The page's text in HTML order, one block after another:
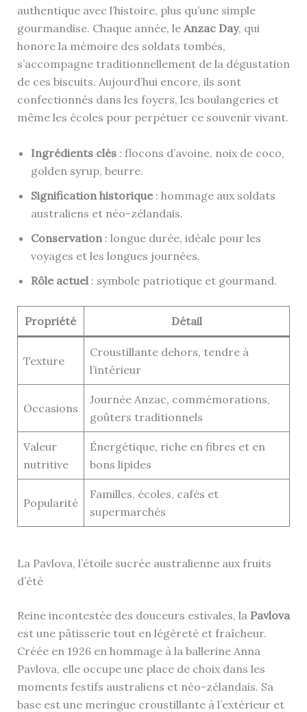
authentique avec l’histoire, plus qu’une simple
gourmandise. Chaque année, le Anzac Day, qui
honore la mémoire des soldats tombés,
s’accompagne traditionnellement de la dégustation
de ces biscuits. Aujourd’hui encore, ils sont
confectionnés dans les foyers, les boulangeries et
même les écoles pour perpétuer ce souvenir vivant.
Ingrédients clés: flocons d’avoine, noix de coco,
golden syrup, beurre.
Signification historique: hommage aux soldats
australiens et néo-zélandais.
Conservation: longue durée, idéale pour les
voyages et les longues journées.
Rôle actuel: symbole patriotique et gourmand.
Propriété Détail
Texture
Croustillante dehors, tendre à
l’intérieur
Occasions
Journée Anzac, commémorations,
goûters traditionnels
Valeur
nutritive
Énergétique, riche en fibres et en
bons lipides
Popularité
Familles, écoles, cafés et
supermarchés
La Pavlova, l’étoile sucrée australienne aux fruits
d’été
Reine incontestée des douceurs estivales, la Pavlova
est une pâtisserie tout en légèreté et fraîcheur.
Créée en 1926 en hommage à la ballerine Anna
Pavlova, elle occupe une place de choix dans les
moments festifs australiens et néo-zélandais. Sa
base est une meringue croustillante à l’extérieur et